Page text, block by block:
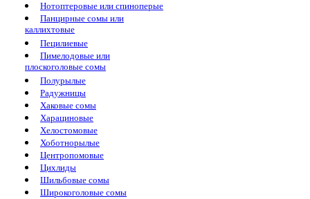
Нотоптеровые или спиноперые
Панцирные сомы или
каллихтовые
Пецилиевые
Пимелодовые или
плоскоголовые сомы
Полурылые
Радужницы
Хаковые сомы
Харациновые
Хелостомовые
Хоботнорылые
Центропомовые
Цихлиды
Шильбовые сомы
Широкоголовые сомы